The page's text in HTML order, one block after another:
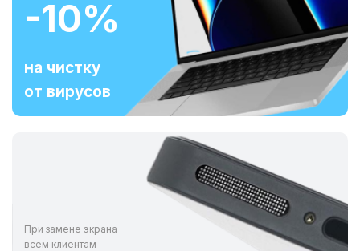
-10%
на чистку
от вирусов
При замене экрана
всем клиентам